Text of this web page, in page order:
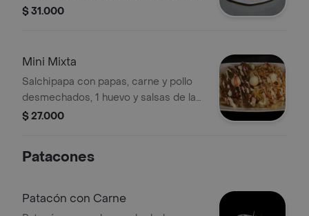
casa.
$ 31.000
Mini Mixta
Salchipapa con papas, carne y pollo
desmechados, 1 huevo y salsas de la
casa.
$ 27.000
Patacones
Patacón con Carne